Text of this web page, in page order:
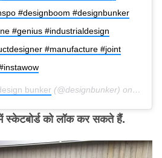
#designboom #designbunker
#genius #industrialdesign
#manufacture #joint
bunker (@designbunker) on Apr 1,
में स्केटबोर्ड को लॉक कर सकते हैं.